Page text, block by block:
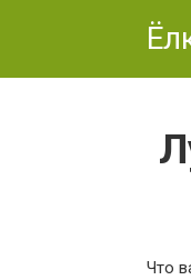
Что